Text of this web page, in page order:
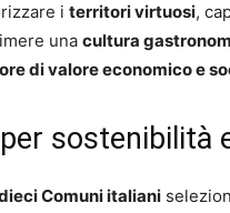
i territori virtuosi,
una cultura
di valore economico e
sostenibilità
Comuni italiani